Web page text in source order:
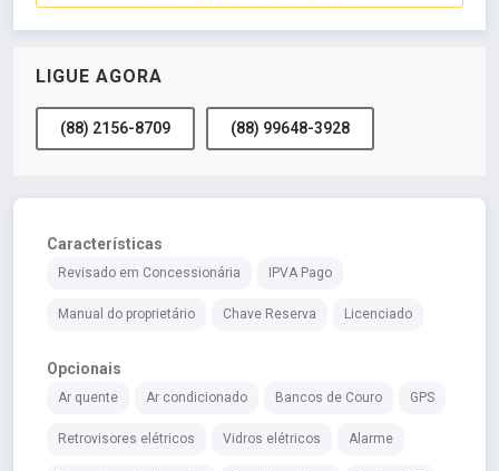
LIGUE AGORA
(88) 2156-8709 (88) 99648-3928
Características
Revisado em Concessionária IPVA Pago
Manual do proprietário Chave Reserva Licenciado
Opcionais
Ar quente Ar condicionado Bancos de Couro GPS
Retrovisores elétricos Vidros elétricos Alarme